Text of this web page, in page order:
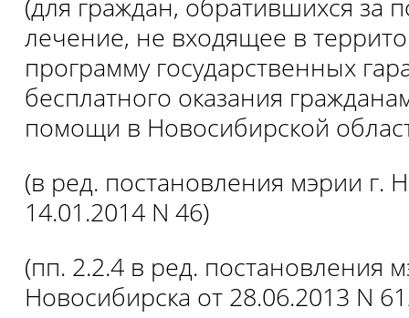
(для граждан, обратившихся за
лечение, не входящее в
программу государственных
бесплатного оказания
помощи в Новосибирской
(в ред. постановления мэрии г.
14.01.2014 N 46)
(пп. 2.2.4 в ред. постановления
Новосибирска от 28.06.2013 N